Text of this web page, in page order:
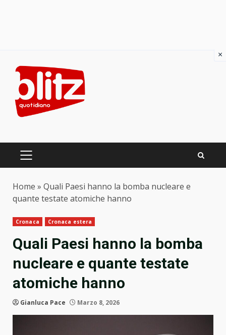
content
PRIMARY
Home » Quali Paesi hanno la bomba nucleare e
quante testate atomiche hanno
Cronaca Cronaca estera
Quali Paesi hanno la bomba
nucleare e quante testate
atomiche hanno
Gianluca Pace Marzo 8, 2026
×